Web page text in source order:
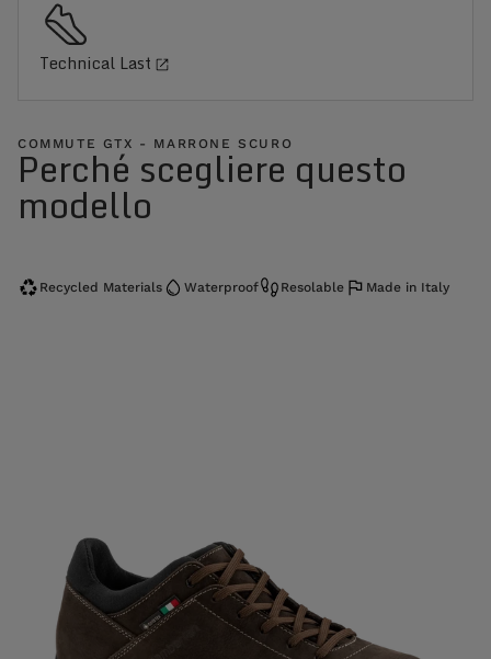
Technical Last
COMMUTE GTX - MARRONE SCURO
Perché scegliere questo
modello
Recycled Materials Waterproof Resolable Made in Italy